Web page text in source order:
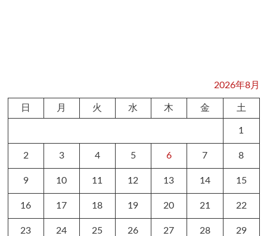
2026年8月
日 月 火 水 木 金 土
1
2 3 4 5 6 7 8
9 10 11 12 13 14 15
16 17 18 19 20 21 22
23 24 25 26 27 28 29